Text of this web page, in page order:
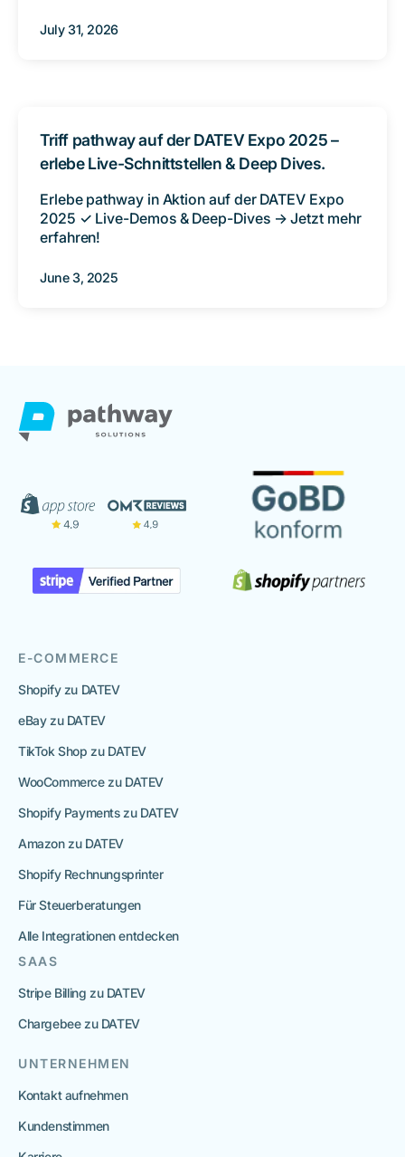
July 31, 2026
Triff pathway auf der DATEV Expo 2025 –
erlebe Live-Schnittstellen & Deep Dives.
Erlebe pathway in Aktion auf der DATEV Expo
2025 ✓ Live-Demos & Deep-Dives → Jetzt mehr
erfahren!
June 3, 2025
E-COMMERCE
Shopify zu DATEV
eBay zu DATEV
TikTok Shop zu DATEV
WooCommerce zu DATEV
Shopify Payments zu DATEV
Amazon zu DATEV
Shopify Rechnungsprinter
Für Steuerberatungen
Alle Integrationen entdecken
SAAS
Stripe Billing zu DATEV
Chargebee zu DATEV
UNTERNEHMEN
Kontakt aufnehmen
Kundenstimmen